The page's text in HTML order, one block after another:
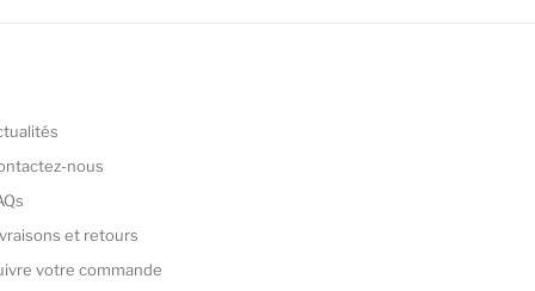
nous
et retours
votre commande